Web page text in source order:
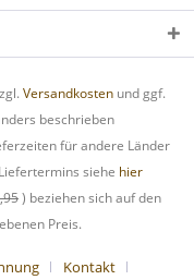
Versandkosten und ggf.
beschrieben
für andere Länder
siehe hier
) beziehen sich auf den
Preis.
Kontakt